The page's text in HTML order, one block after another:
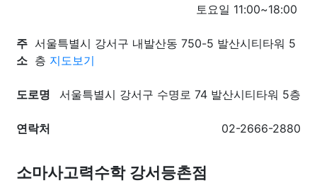
토요일 11:00~18:00
주
소
서울특별시 강서구 내발산동 750-5 발산시티타워 5
층 지도보기
도로명 서울특별시 강서구 수명로 74 발산시티타워 5층
연락처 02-2666-2880
소마사고력수학 강서등촌점